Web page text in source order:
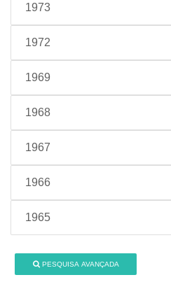
1973
1972
1969
1968
1967
1966
1965
PESQUISA AVANÇADA